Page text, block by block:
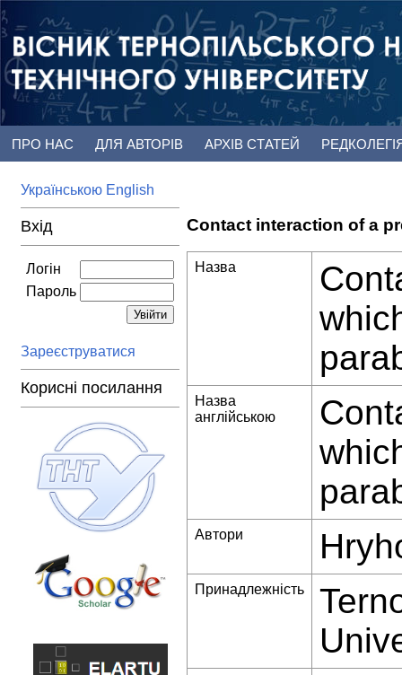
ПРО НАС ДЛЯ АВТОРІВ АРХІВ СТАТЕЙ
Українською English
Вхід
Логін
Пароль
Зареєструватися
Корисні посилання
Contact interaction of a
Назва
Назва
англійською
Автори
Принадлежність